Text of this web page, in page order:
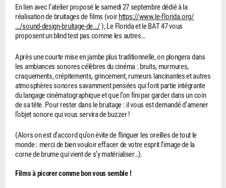
En lien avec l’atelier proposé le samedi 27 septembre dédié à la
réalisation de bruitages de films (voirhttps://www.le-florida.org/
…/sound-design-bruitage-de…/), Le Florida et le BAT 47 vous
proposent un blind test pas comme les autres…
Après une courte mise en jambe plus traditionnelle, on plongera dans
les ambiances sonores célèbres du cinéma : bruits, murmures,
craquements, crépitements, grincement, rumeurs lancinantes et autres
atmosphères sonores savamment pensées qui font partie intégrante
du langage cinématographique et que l’on fini par garder dans un coin
de sa tête. Pour rester dans le bruitage : il vous est demandé d’amener
l’objet sonore qui vous servira de buzzer !
(Alors on est d’accord qu’on évite de flinguer les oreilles de tout le
monde : merci de bien vouloir effacer de votre esprit l’image de la
corne de brume qui vient de s’y matérialiser…).
Films à picorer comme bon vous semble !